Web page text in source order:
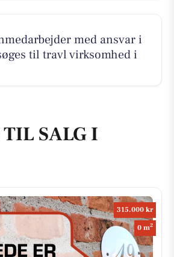
med ansvar i
til travl virksomhed i
SALG I
315.000 kr
0 m2